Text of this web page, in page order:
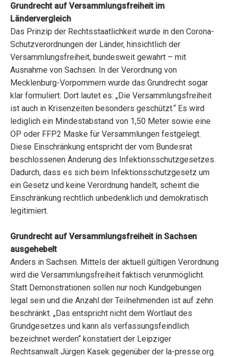
Grundrecht auf Versammlungsfreiheit im
Ländervergleich
Das Prinzip der Rechtsstaatlichkeit wurde in den Corona-
Schutzverordnungen der Länder, hinsichtlich der
Versammlungsfreiheit, bundesweit gewahrt – mit
Ausnahme von Sachsen. In der Verordnung von
Mecklenburg-Vorpommern wurde das Grundrecht sogar
klar formuliert. Dort lautet es: „Die Versammlungsfreiheit
ist auch in Krisenzeiten besonders geschützt.“ Es wird
lediglich ein Mindestabstand von 1,50 Meter sowie eine
OP oder FFP2 Maske für Versammlungen festgelegt.
Diese Einschränkung entspricht der vom Bundesrat
beschlossenen Änderung des Infektionsschutzgesetzes.
Dadurch, dass es sich beim Infektionsschutzgesetz um
ein Gesetz und keine Verordnung handelt, scheint die
Einschränkung rechtlich unbedenklich und demokratisch
legitimiert.
Grundrecht auf Versammlungsfreiheit in Sachsen
ausgehebelt
Anders in Sachsen. Mittels der aktuell gültigen Verordnung
wird die Versammlungsfreiheit faktisch verunmöglicht.
Statt Demonstrationen sollen nur noch Kundgebungen
legal sein und die Anzahl der Teilnehmenden ist auf zehn
beschränkt. „Das entspricht nicht dem Wortlaut des
Grundgesetzes und kann als verfassungsfeindlich
bezeichnet werden“ konstatiert der Leipziger
Rechtsanwalt Jürgen Kasek gegenüber der la-presse.org.